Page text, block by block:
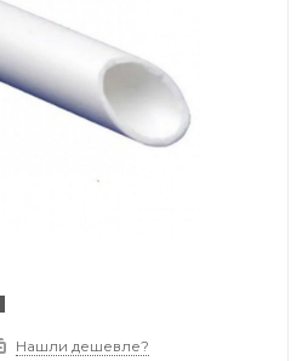
Нашли дешевле?